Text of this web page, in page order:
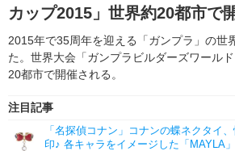
イベント
ビジネス
ゲーム
アニメ！アニメ！TV
カップ2015」世界約20都市で
2015年で35周年を迎える「ガンプラ」の世
た。世界大会「ガンプラビルダーズワール
20都市で開催される。
注目記事
「名探偵コナン」コナンの蝶ネクタイ、
印♪ 各キャラをイメージした「MAYLA